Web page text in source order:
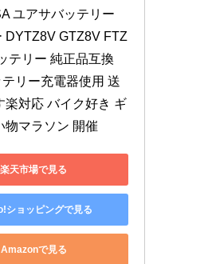
ユアサバッテリー
DYTZ8V GTZ8V FTZ
テリー 純正品互換
リー充電器使用 送
楽対応 バイク好き ギ
物マラソン 開催
楽天市場で見る
ショッピングで見る
Amazonで見る